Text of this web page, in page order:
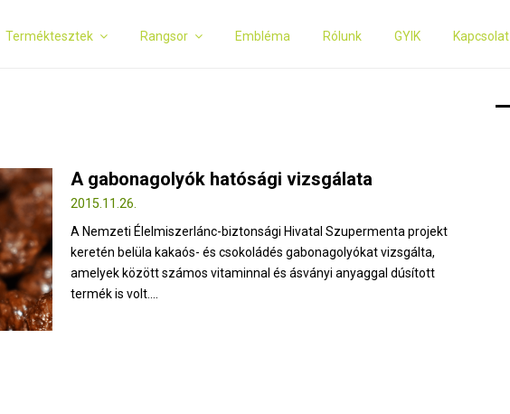
Terméktesztek Rangsor Embléma Rólunk GYIK Kapcsolat
A gabonagolyók hatósági vizsgálata
2015.11.26.
A Nemzeti Élelmiszerlánc-biztonsági Hivatal Szupermenta projekt
keretén belüla kakaós- és csokoládés gabonagolyókat vizsgálta,
amelyek között számos vitaminnal és ásványi anyaggal dúsított
termék is volt....